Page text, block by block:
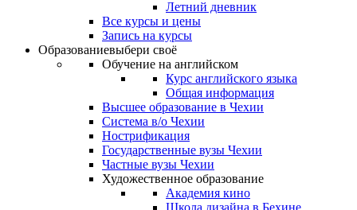
Летний дневник
Все курсы и цены
Запись на курсы
Образованиевыбери своё
Обучение на английском
Курс английского языка
Общая информация
Высшее образование в Чехии
Система в/о Чехии
Нострификация
Государственные вузы Чехии
Частные вузы Чехии
Художественное образование
Академия кино
Школа дизайна в Бехине